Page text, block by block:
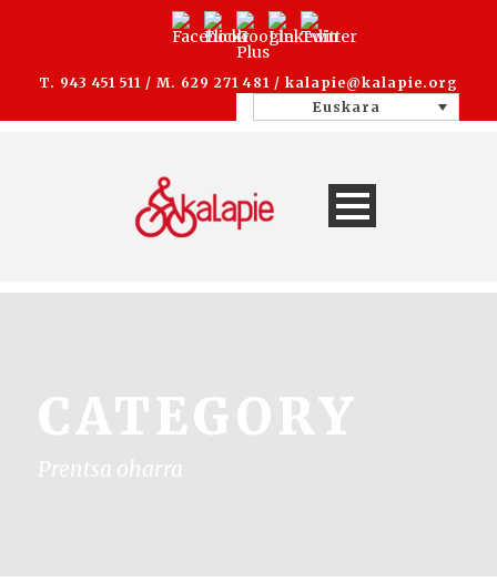
T. 943 451 511 / M. 629 271 481 / kalapie@kalapie.org
Euskara
CATEGORY
Prentsa oharra